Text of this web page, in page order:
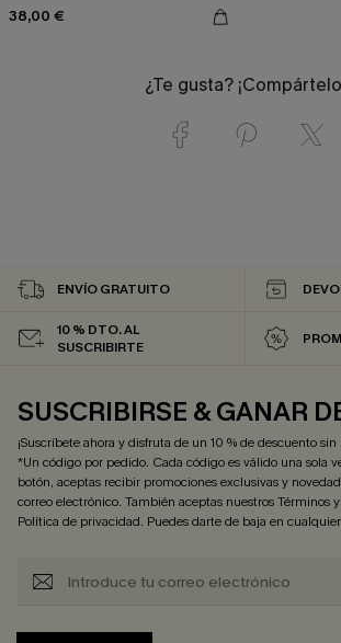
38,00 €
¿Te gusta?
ENVÍO GRATUITO
10 % DTO. AL
SUSCRIBIRTE
SUSCRIBIRSE & GANAR
¡Suscríbete ahora y disfruta de un 10 % de descuento
*Un código por pedido. Cada código es válido una sola
botón, aceptas recibir promociones exclusivas y
correo electrónico. También aceptas nuestrosTérminos
Política de privacidad. Puedes darte de baja en